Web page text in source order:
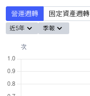
營運週轉 固定資產週轉
近5年 季報